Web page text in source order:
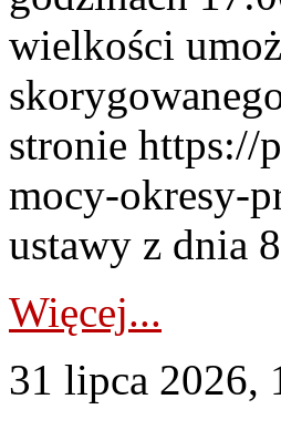
wielkości
stronie https://
mocy-okresy-
ustawy z dnia
Więcej...
31 lipca 2026,